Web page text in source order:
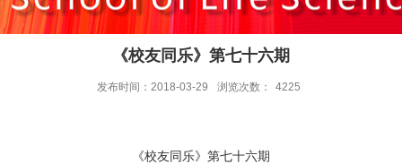
《校友同乐》第七十六期
发布时间：2018-03-29 浏览次数： 4225
《校友同乐》第七十六期